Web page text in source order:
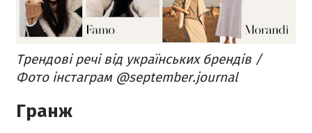
Трендові речі від українських брендів /
Фото інстаграм @september.journal
Гранж